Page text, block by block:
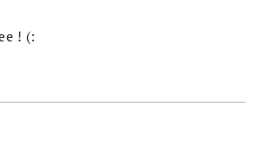
! (: